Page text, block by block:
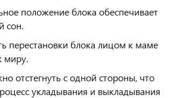
положение блока обеспечивает
сон.
перестановки блока лицом к маме
миру.
отстегнуть с одной стороны, что
укладывания и выкладывания